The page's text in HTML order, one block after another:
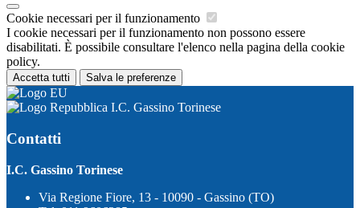
Cookie necessari per il funzionamento
I cookie necessari per il funzionamento non possono essere
disabilitati. È possibile consultare l'elenco nella pagina della cookie
policy.
Accetta tutti Salva le preferenze
I.C. Gassino Torinese
Contatti
I.C. Gassino Torinese
Via Regione Fiore, 13 - 10090 - Gassino (TO)